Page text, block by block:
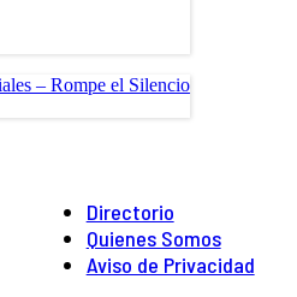
– Rompe el Silencio
Directorio
Quienes Somos
Aviso de Privacidad